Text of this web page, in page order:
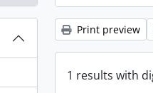
Print preview
1 results with